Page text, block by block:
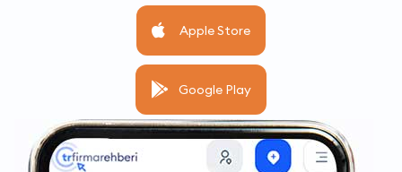
Apple Store
Google Play